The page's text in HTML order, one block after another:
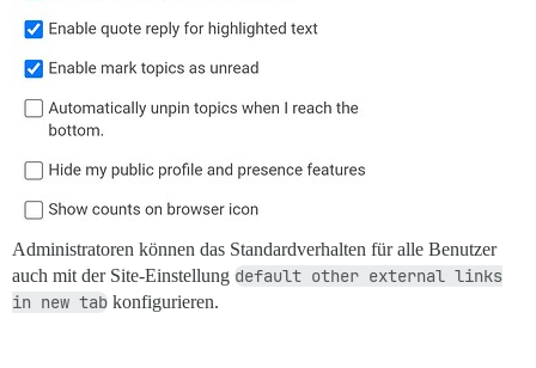
Administratoren können das Standardverhalten für alle Benutzer
auch mit der Site-Einstellung default other external links
in new tab konfigurieren.